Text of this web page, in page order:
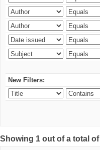
New Filters:
Showing 1 out of a total